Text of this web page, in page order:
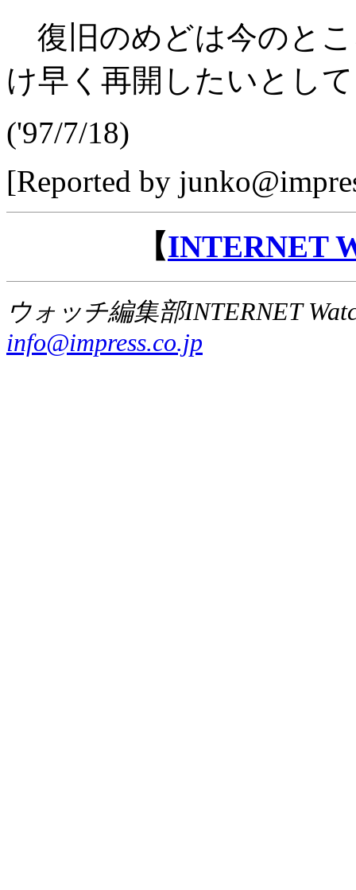
復旧のめどは今のと
け早く再開したいとし
('97/7/18)
[Reported by
【INTERNET
ウォッチ編集部INTERNET
info@impress.co.jp